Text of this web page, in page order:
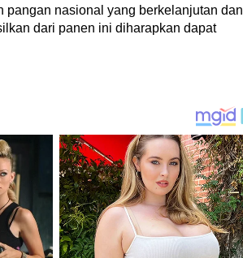
pangan nasional yang berkelanjutan dan
dari panen ini diharapkan dapat